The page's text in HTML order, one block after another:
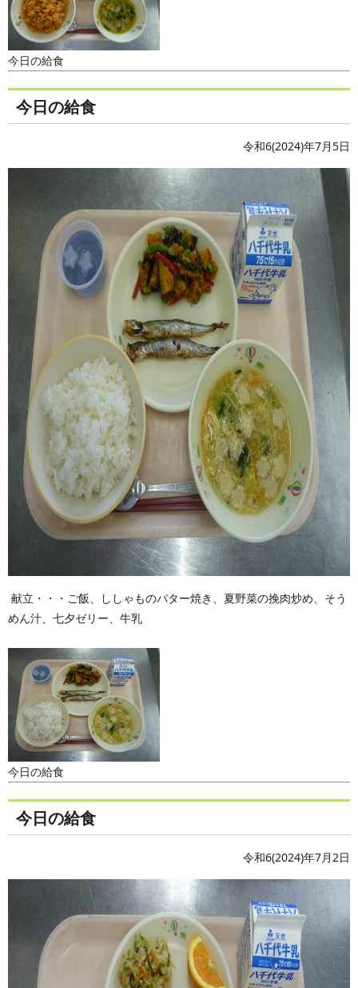
今日の給食
今日の給食
令和6(2024)年7月5日
献立・・・ご飯、ししゃものバター焼き、夏野菜の挽肉炒め、そう
めん汁、七夕ゼリー、牛乳
今日の給食
今日の給食
令和6(2024)年7月2日